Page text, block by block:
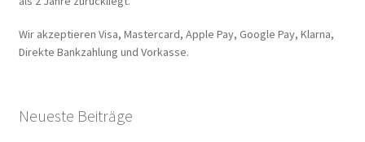
Wir akzeptieren Visa, Mastercard, Apple Pay, Google Pay, Klarna,
Direkte Bankzahlung und Vorkasse.
Neueste Beiträge